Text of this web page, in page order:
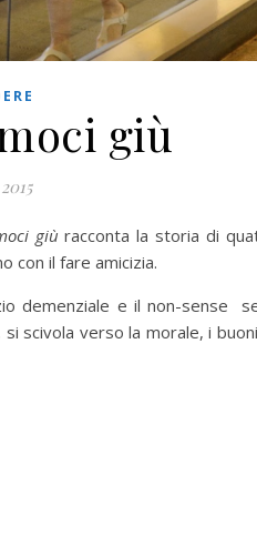
giù
giù racconta la storia di
con il fare amicizia.
demenziale e il non-sense
scivola verso la morale, i